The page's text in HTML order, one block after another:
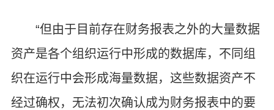
“但由于目前存在财务报表之外的大量数据
资产是各个组织运行中形成的数据库，不同组
织在运行中会形成海量数据，这些数据资产不
经过确权，无法初次确认成为财务报表中的要